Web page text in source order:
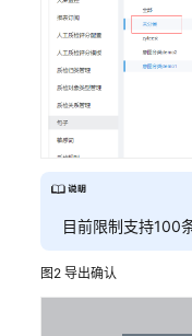
目前限制支持100
图2 导出确认